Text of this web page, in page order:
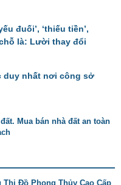
đuối’, ‘thiếu tiền’,
là: Lười thay đổi
duy nhất nơi công sở